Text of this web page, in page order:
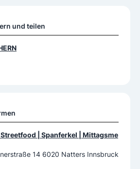
und teilen
| Spanferkel | Mittagsme
14 6020 Natters Innsbruck